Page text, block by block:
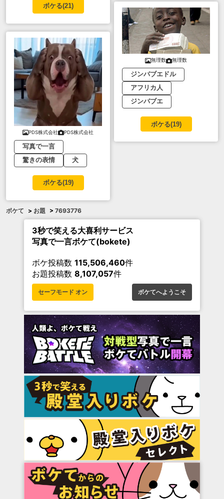
ボケる(21)
PDS株式会社 PDS株式会社
写真で一言
驚きの表情
犬
ボケる(19)
無理数 無理数
ジンバブエドル
アフリカ人
ジンバブエ
ボケる(19)
ボケて > お題 > 7693776
3秒で笑える大喜利サービス
写真で一言ボケて(bokete)
ボケ投稿数 115,506,460件
お題投稿数 8,107,057件
セーフモード オン ボケてへようこそ